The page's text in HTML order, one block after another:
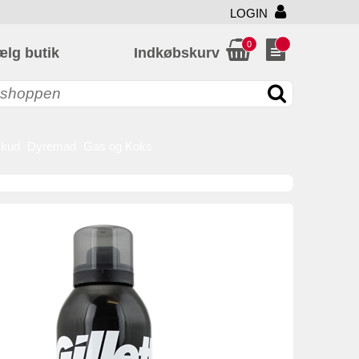
LOGIN
butik Indkøbskurv
0